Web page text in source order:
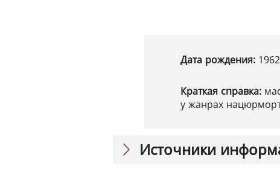
Дата рождения: 1962
Краткая справка:
у жанрах
Источники